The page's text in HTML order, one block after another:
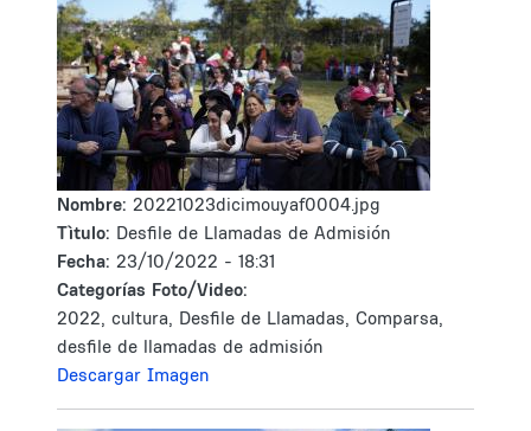
Nombre: 20221023dicimouyaf0004.jpg
Tìtulo: Desfile de Llamadas de Admisión
Fecha: 23/10/2022 - 18:31
Categorías Foto/Video:
2022, cultura, Desfile de Llamadas, Comparsa,
desfile de llamadas de admisión
Descargar Imagen